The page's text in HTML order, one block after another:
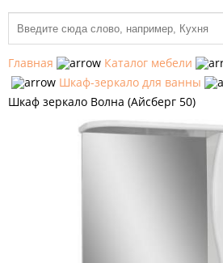
Главная Каталог мебели
Шкаф-зеркало для ванны
Шкаф зеркало Волна (Айсберг 50)
МЕБЕЛЬ
КУХНИ
ДЕТСКАЯ